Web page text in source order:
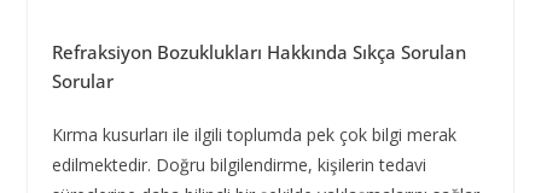
Refraksiyon Bozuklukları Hakkında Sıkça Sorulan
Sorular
Kırma kusurları ile ilgili toplumda pek çok bilgi merak
edilmektedir. Doğru bilgilendirme, kişilerin tedavi